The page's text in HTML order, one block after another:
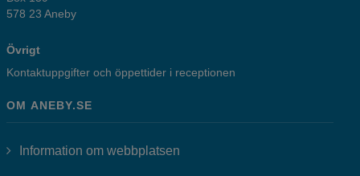
578 23 Aneby
Övrigt
Kontaktuppgifter och öppettider i receptionen
OM ANEBY.SE
Information om webbplatsen